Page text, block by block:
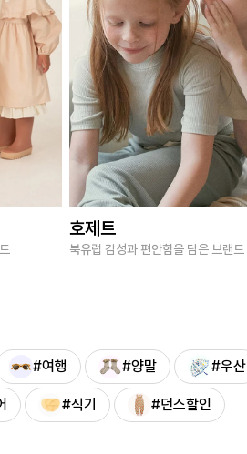
호제트
북유럽 감성과 편안함을 담은 브랜드
#여행 #양말 #우산
#식기 #던스할인